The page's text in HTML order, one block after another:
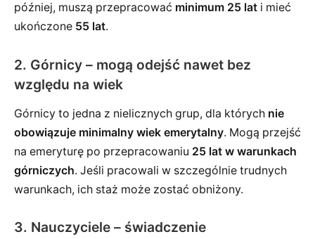
później, muszą przepracować minimum 25 lat i mieć
ukończone 55 lat.
2. Górnicy – mogą odejść nawet bez
względu na wiek
Górnicy to jedna z nielicznych grup, dla których nie
obowiązuje minimalny wiek emerytalny. Mogą przejść
na emeryturę po przepracowaniu 25 lat w warunkach
górniczych. Jeśli pracowali w szczególnie trudnych
warunkach, ich staż może zostać obniżony.
3. Nauczyciele – świadczenie